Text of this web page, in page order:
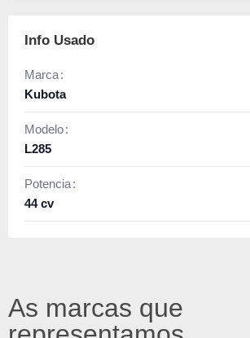
Info Usado
Marca
Kubota
Modelo
L285
Potencia
44 cv
As marcas que